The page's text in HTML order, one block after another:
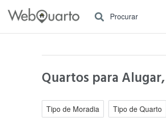
Procurar
Quartos para
Tipo de Moradia Tipo de Quarto